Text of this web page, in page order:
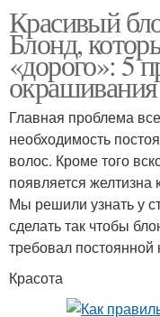
Красивый
Блонд,
«дорого»: 5
окрашивания
Главная проблема
необходимость
волос. Кроме того
появляется
Мы решили узнать у
сделать так чтобы
требовал постоянной
Красота